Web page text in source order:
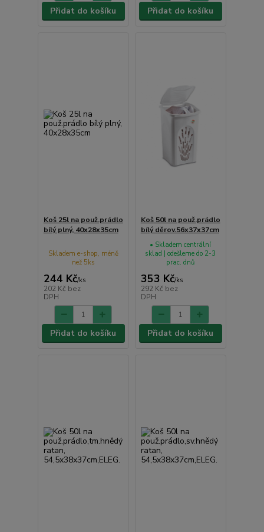
Přidat do košíku Přidat do košíku
Koš 25l na použ.prádlo
bílý plný, 40x28x35cm
244 Kč/ks
202 Kč bez
DPH
Skladem e-shop, méně
než 5ks
Přidat do košíku
Koš 50l na použ.prádlo
bílý děrov.56x37x37cm
353 Kč/ks
292 Kč bez
DPH
• Skladem centrální
sklad | odešleme do 2-3
prac. dnů
Přidat do košíku